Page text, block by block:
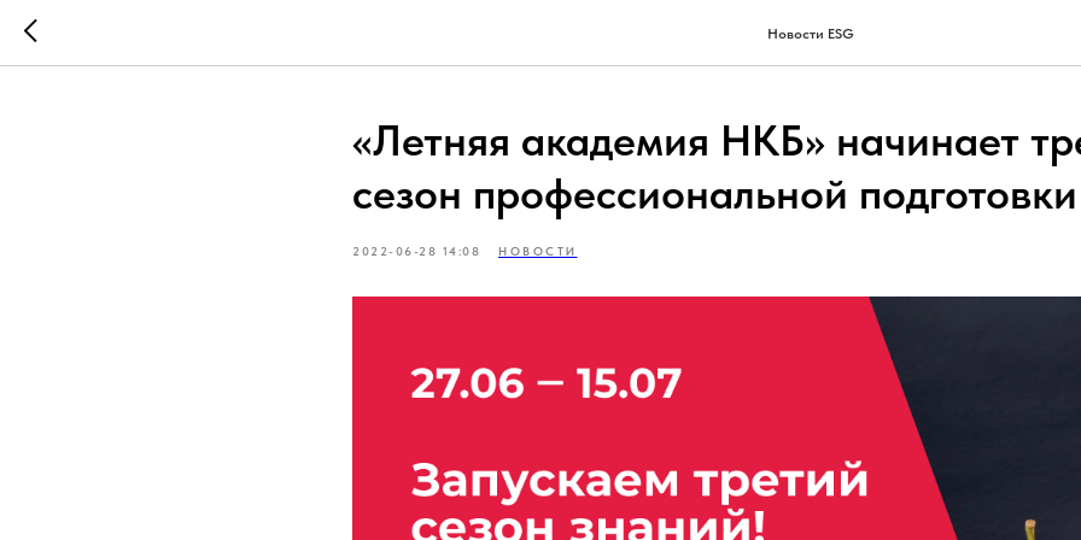
Новости ESG
«Летняя академия НКБ» начинает
сезон профессиональной подготовки
2022-06-28 14:08 НОВОСТИ